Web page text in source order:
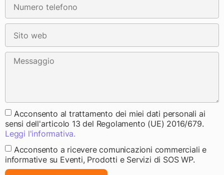
Acconsento al trattamento dei miei dati personali ai
sensi dell'articolo 13 del Regolamento (UE) 2016/679.
Leggi l'informativa.
Acconsento a ricevere comunicazioni commerciali e
informative su Eventi, Prodotti e Servizi di SOS WP.